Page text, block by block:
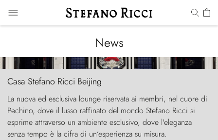
News
Casa Stefano Ricci Beijing
La nuova ed esclusiva lounge riservata ai membri, nel cuore di
Pechino, dove il lusso raffinato del mondo Stefano Ricci si
esprime attraverso un ambiente esclusivo, dove l'eleganza
senza tempo è la cifra di un’esperienza su misura.